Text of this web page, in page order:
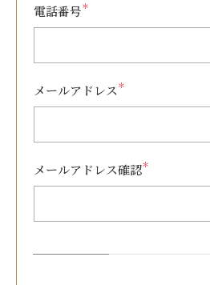
電話番号＊
メールアドレス ＊
メールアドレス確認＊